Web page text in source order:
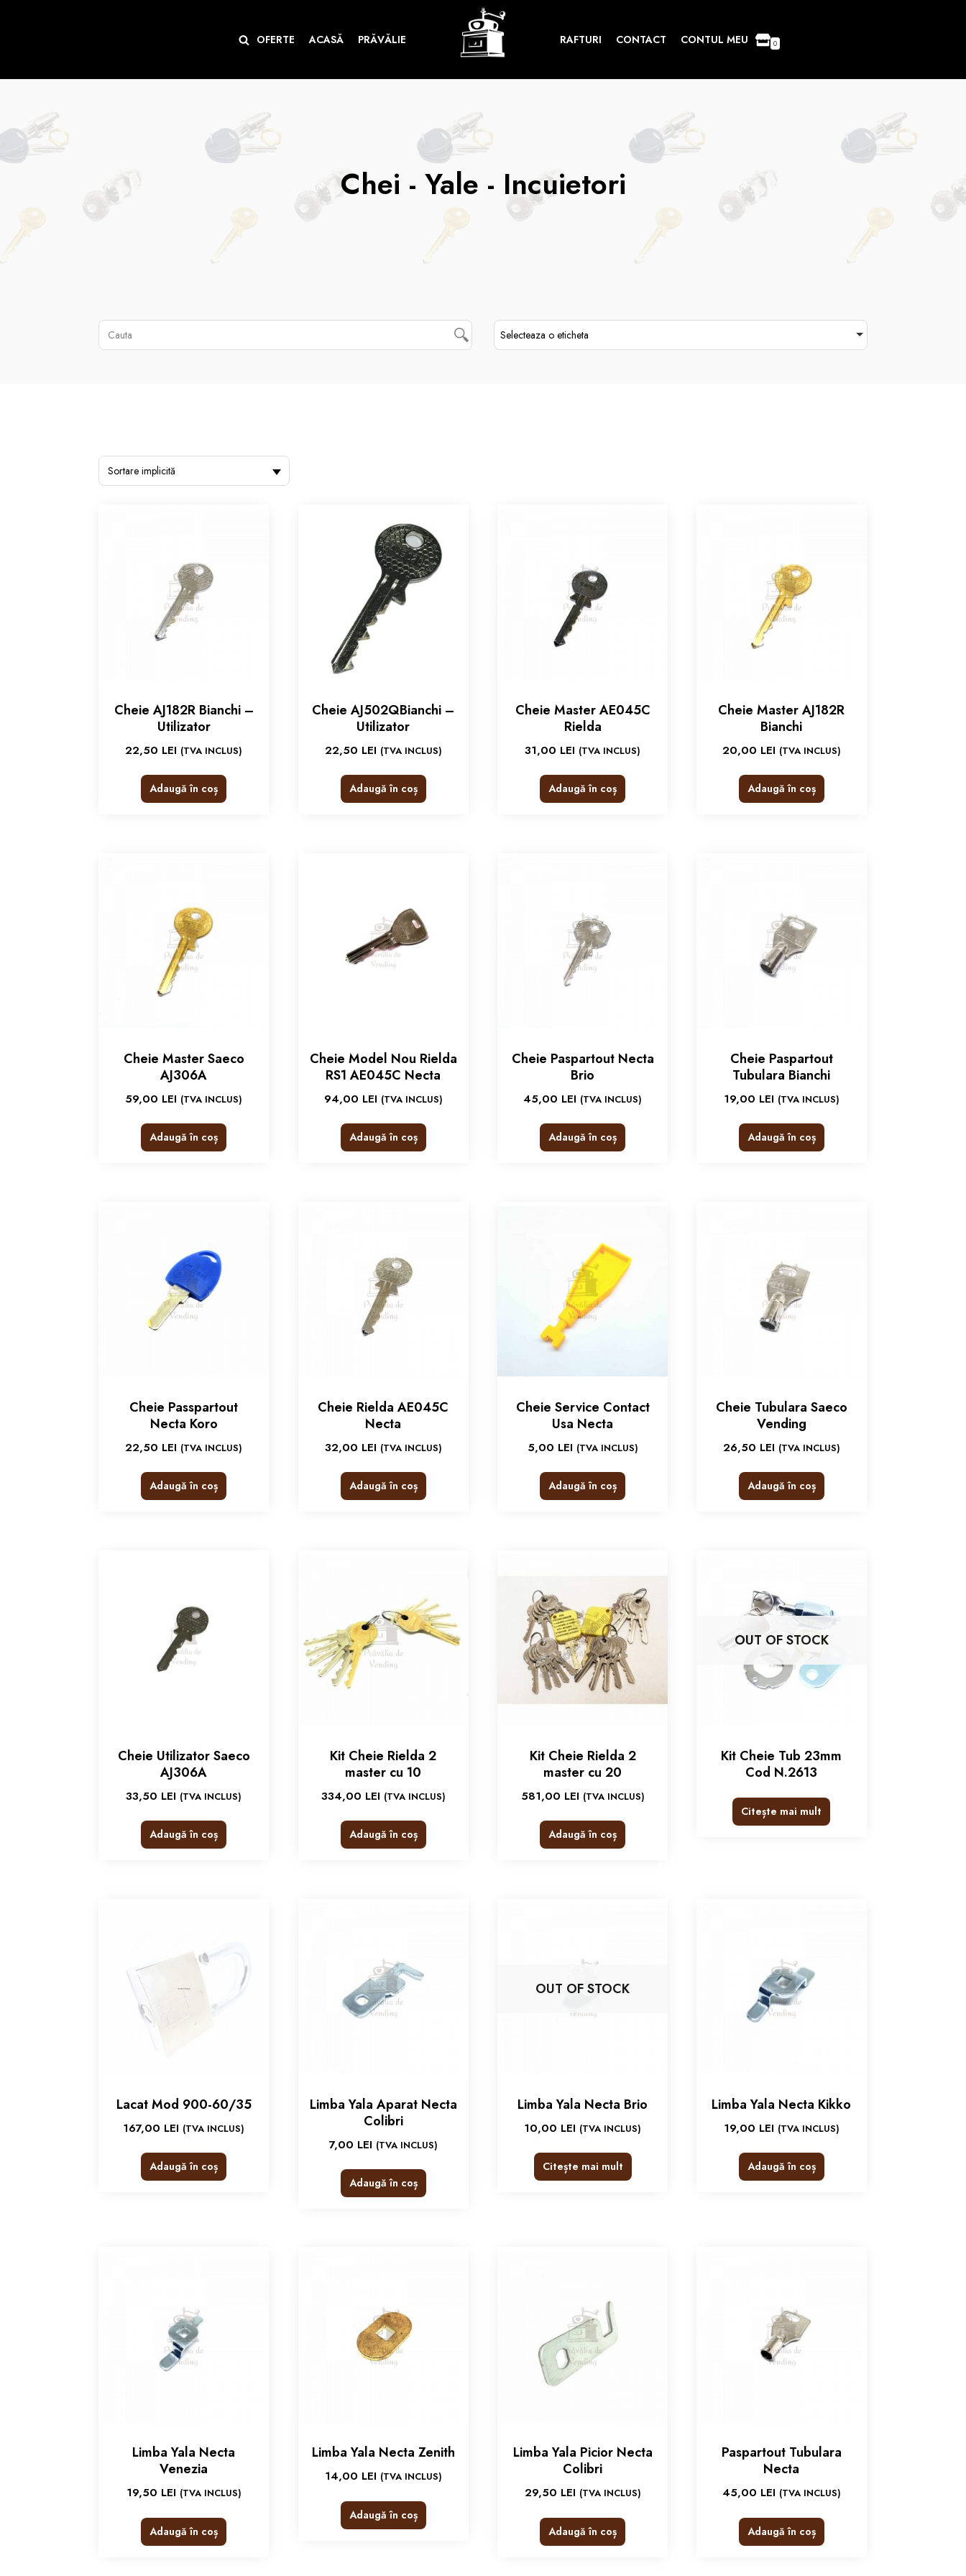
conținut
OFERTE ACASĂ PRĂVĂLIE RAFTURI CONTACT CONTUL MEU 0
Chei - Yale - Incuietori
Selecteaza o eticheta
Sortare implicită
Cheie AJ182R Bianchi –
Utilizator
22,50 LEI (TVA INCLUS)
Adaugă în coș
Cheie AJ502QBianchi –
Utilizator
22,50 LEI (TVA INCLUS)
Adaugă în coș
Cheie Master AE045C
Rielda
31,00 LEI (TVA INCLUS)
Adaugă în coș
Cheie Master AJ182R
Bianchi
20,00 LEI (TVA INCLUS)
Adaugă în coș
Cheie Master Saeco
AJ306A
59,00 LEI (TVA INCLUS)
Adaugă în coș
Cheie Model Nou Rielda
RS1 AE045C Necta
94,00 LEI (TVA INCLUS)
Adaugă în coș
Cheie Paspartout Necta
Brio
45,00 LEI (TVA INCLUS)
Adaugă în coș
Cheie Paspartout
Tubulara Bianchi
19,00 LEI (TVA INCLUS)
Adaugă în coș
Cheie Passpartout
Necta Koro
22,50 LEI (TVA INCLUS)
Adaugă în coș
Cheie Rielda AE045C
Necta
32,00 LEI (TVA INCLUS)
Adaugă în coș
Cheie Service Contact
Usa Necta
5,00 LEI (TVA INCLUS)
Adaugă în coș
Cheie Tubulara Saeco
Vending
26,50 LEI (TVA INCLUS)
Adaugă în coș
Cheie Utilizator Saeco
AJ306A
33,50 LEI (TVA INCLUS)
Adaugă în coș
Kit Cheie Rielda 2
master cu 10
334,00 LEI (TVA INCLUS)
Adaugă în coș
Kit Cheie Rielda 2
master cu 20
581,00 LEI (TVA INCLUS)
Adaugă în coș
OUT OF STOCK
Kit Cheie Tub 23mm
Cod N.2613
Citește mai mult
Lacat Mod 900-60/35
167,00 LEI (TVA INCLUS)
Adaugă în coș
Limba Yala Aparat Necta
Colibri
7,00 LEI (TVA INCLUS)
Adaugă în coș
OUT OF STOCK
Limba Yala Necta Brio
10,00 LEI (TVA INCLUS)
Citește mai mult
Limba Yala Necta Kikko
19,00 LEI (TVA INCLUS)
Adaugă în coș
Limba Yala Necta
Venezia
19,50 LEI (TVA INCLUS)
Adaugă în coș
Limba Yala Necta Zenith
14,00 LEI (TVA INCLUS)
Adaugă în coș
Limba Yala Picior Necta
Colibri
29,50 LEI (TVA INCLUS)
Adaugă în coș
Paspartout Tubulara
Necta
45,00 LEI (TVA INCLUS)
Adaugă în coș